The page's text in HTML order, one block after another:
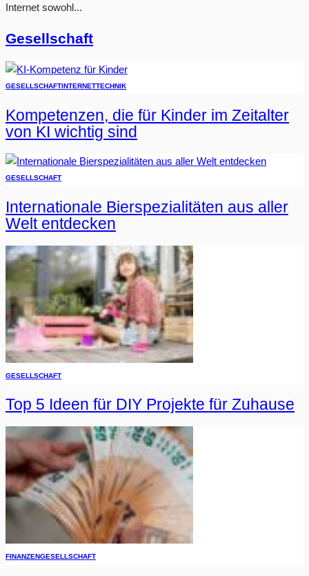
Internet sowohl...
Gesellschaft
GESELLSCHAFTINTERNETTECHNIK
Kompetenzen, die für Kinder im Zeitalter
von KI wichtig sind
GESELLSCHAFT
Internationale Bierspezialitäten aus aller
Welt entdecken
GESELLSCHAFT
Top 5 Ideen für DIY Projekte für Zuhause
FINANZENGESELLSCHAFT